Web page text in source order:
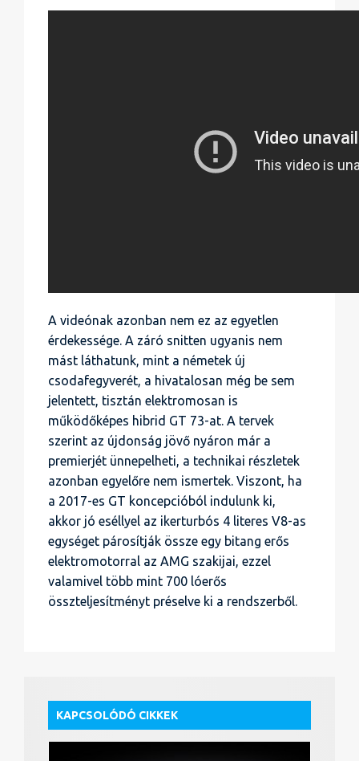
A videónak azonban nem ez az egyetlen
érdekessége. A záró snitten ugyanis nem
mást láthatunk, mint a németek új
csodafegyverét, a hivatalosan még be sem
jelentett, tisztán elektromosan is
működőképes hibrid GT 73-at. A tervek
szerint az újdonság jövő nyáron már a
premierjét ünnepelheti, a technikai részletek
azonban egyelőre nem ismertek. Viszont, ha
a 2017-es GT koncepcióból indulunk ki,
akkor jó eséllyel az ikerturbós 4 literes V8-as
egységet párosítják össze egy bitang erős
elektromotorral az AMG szakijai, ezzel
valamivel több mint 700 lóerős
összteljesítményt préselve ki a rendszerből.
KAPCSOLÓDÓ CIKKEK